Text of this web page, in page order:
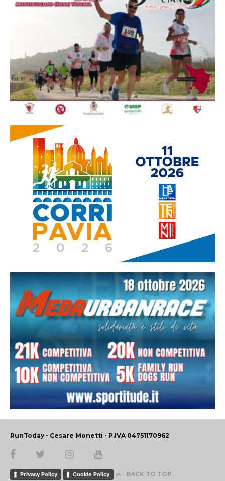
RunToday - Cesare Monetti - P.IVA 04751170962
Privacy Policy Cookie Policy BACK TO TOP